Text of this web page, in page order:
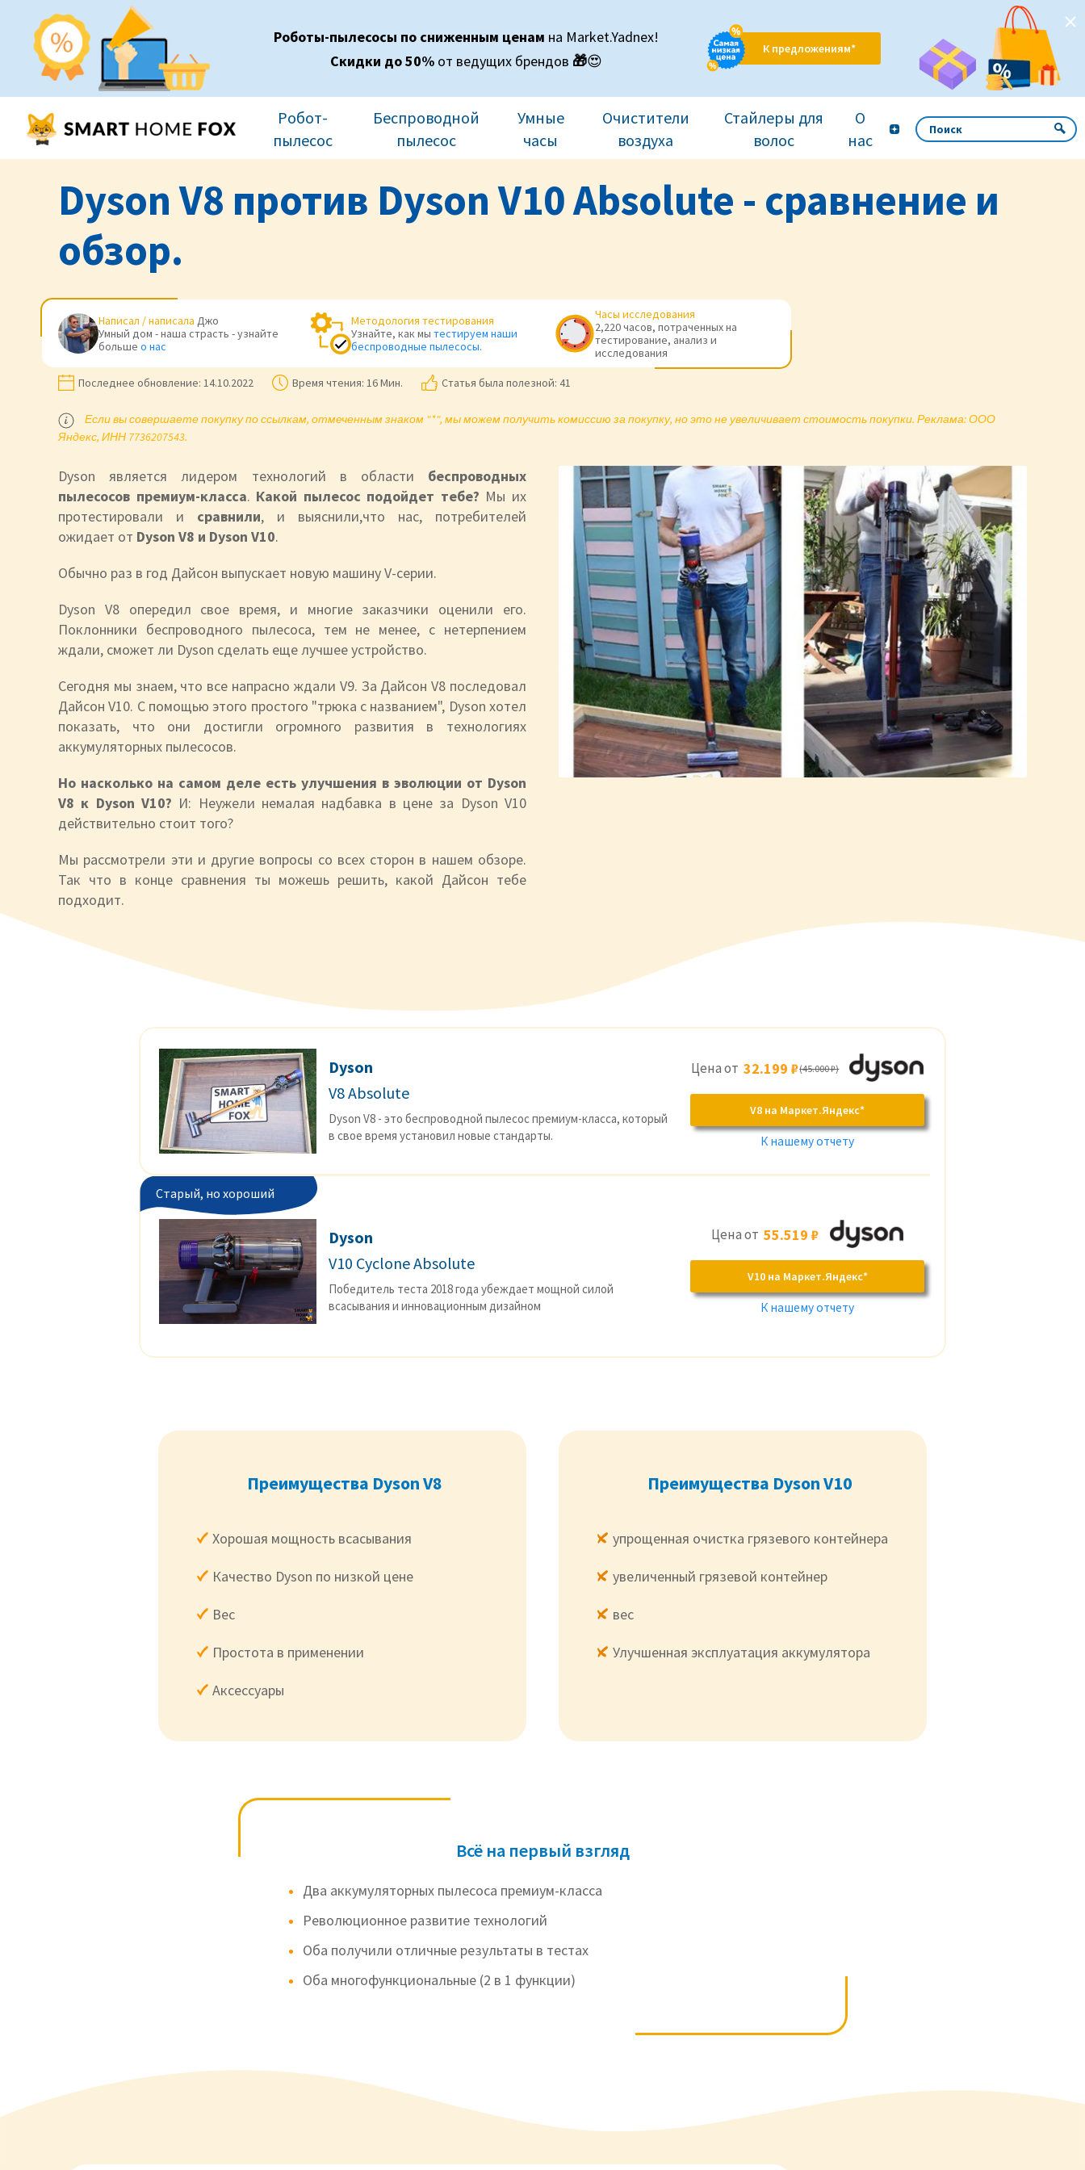
Роботы-пылесосы по сниженным ценам на Market.Yadnex!
Скидки до 50% от ведущих брендов 🎁😍
К предложениям*
Робот-
пылесос
Беспроводной
пылесос
Умные
часы
Очистители
воздуха
Стайлеры для
волос
О
нас
Dyson V8 против Dyson V10 Absolute - сравнение и
обзор.
Написал / написала Джо
Умный дом - наша страсть - узнайте
больше о нас
Методология тестирования
Узнайте, как мы тестируем наши
беспроводные пылесосы.
Часы исследования
2,220 часов, потраченных на
тестирование, анализ и
исследования
Последнее обновление: 14.10.2022 Время чтения: 16 Мин. Статья была полезной: 41
Если вы совершаете покупку по ссылкам, отмеченным знаком "*", мы можем получить комиссию за покупку, но это не увеличивает стоимость покупки. Реклама: ООО
Яндекс, ИНН 7736207543.
Dyson является лидером технологий в области беспроводных
пылесосов премиум-класса. Какой пылесос подойдет тебе? Мы их
протестировали и сравнили, и выяснили,что нас, потребителей
ожидает от Dyson V8 и Dyson V10.
Обычно раз в год Дайсон выпускает новую машину V-серии.
Dyson V8 опередил свое время, и многие заказчики оценили его.
Поклонники беспроводного пылесоса, тем не менее, с нетерпением
ждали, сможет ли Dyson сделать еще лучшее устройство.
Сегодня мы знаем, что все напрасно ждали V9. За Дайсон V8 последовал
Дайсон V10. С помощью этого простого "трюка с названием", Dyson хотел
показать, что они достигли огромного развития в технологиях
аккумуляторных пылесосов.
Но насколько на самом деле есть улучшения в эволюции от Dyson
V8 к Dyson V10? И: Неужели немалая надбавка в цене за Dyson V10
действительно стоит того?
Мы рассмотрели эти и другие вопросы со всех сторон в нашем обзоре.
Так что в конце сравнения ты можешь решить, какой Дайсон тебе
подходит.
Dyson
V8 Absolute
Dyson V8 - это беспроводной пылесос премиум-класса, который
в свое время установил новые стандарты.
Цена от32.199 ₽(45.000 ₽)
V8 на Маркет.Яндекс*
К нашему отчету
Старый, но хороший
Dyson
V10 Cyclone Absolute
Победитель теста 2018 года убеждает мощной силой
всасывания и инновационным дизайном
Цена от 55.519 ₽
V10 на Маркет.Яндекс*
К нашему отчету
Преимущества Dyson V8
Хорошая мощность всасывания
Качество Dyson по низкой цене
Вес
Простота в применении
Аксессуары
Преимущества Dyson V10
упрощенная очистка грязевого контейнера
увеличенный грязевой контейнер
вес
Улучшенная эксплуатация аккумулятора
Всё на первый взгляд
Два аккумуляторных пылесоса премиум-класса
Революционное развитие технологий
Оба получили отличные результаты в тестах
Оба многофункциональные (2 в 1 функции)